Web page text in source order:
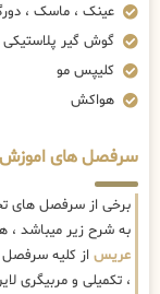
عینک ، ماسک ،
گوش گیر پلاستیکی
کلیپس مو
هواکش
سرفصل های اموزش
برخی از سرفصل های
به شرح زیر میباشد ،
عریس از کلیه
، تکمیلی و مربیگری